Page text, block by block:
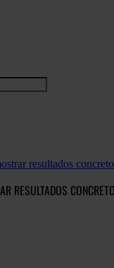
resultados
RESULTADOS